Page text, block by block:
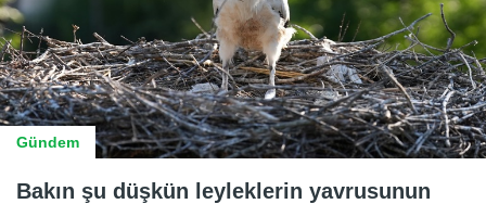
Gündem
Bakın şu düşkün leyleklerin yavrusunun